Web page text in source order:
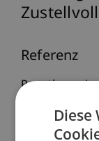
Referenz
§ 112 Abs. 2
und erteilter
juris
Diese